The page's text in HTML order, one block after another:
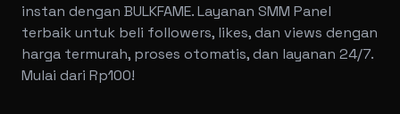
instan dengan BULKFAME. Layanan SMM Panel
terbaik untuk beli followers, likes, dan views dengan
harga termurah, proses otomatis, dan layanan 24/7.
Mulai dari Rp100!